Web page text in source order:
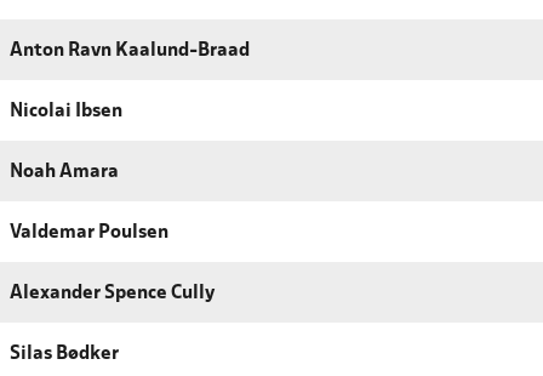
Anton Ravn Kaalund-Braad
Nicolai Ibsen
Noah Amara
Valdemar Poulsen
Alexander Spence Cully
Silas Bødker